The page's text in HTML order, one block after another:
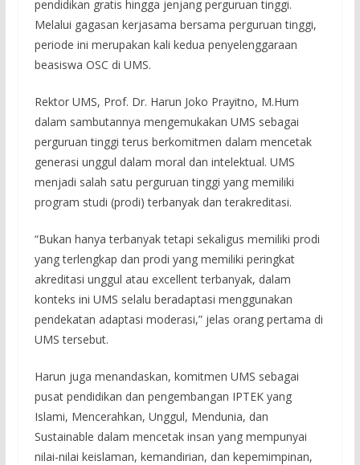
pendidikan gratis hingga jenjang perguruan tinggi.
Melalui gagasan kerjasama bersama perguruan tinggi,
periode ini merupakan kali kedua penyelenggaraan
beasiswa OSC di UMS.
Rektor UMS, Prof. Dr. Harun Joko Prayitno, M.Hum
dalam sambutannya mengemukakan UMS sebagai
perguruan tinggi terus berkomitmen dalam mencetak
generasi unggul dalam moral dan intelektual. UMS
menjadi salah satu perguruan tinggi yang memiliki
program studi (prodi) terbanyak dan terakreditasi.
“Bukan hanya terbanyak tetapi sekaligus memiliki prodi
yang terlengkap dan prodi yang memiliki peringkat
akreditasi unggul atau excellent terbanyak, dalam
konteks ini UMS selalu beradaptasi menggunakan
pendekatan adaptasi moderasi,” jelas orang pertama di
UMS tersebut.
Harun juga menandaskan, komitmen UMS sebagai
pusat pendidikan dan pengembangan IPTEK yang
Islami, Mencerahkan, Unggul, Mendunia, dan
Sustainable dalam mencetak insan yang mempunyai
nilai-nilai keislaman, kemandirian, dan kepemimpinan,